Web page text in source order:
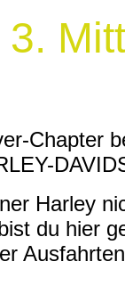
Chapter
Harley
du hier